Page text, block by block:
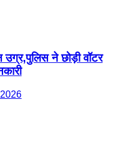
ने छोड़ी वॉटर